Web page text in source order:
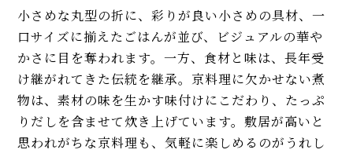
小さめな丸型の折に、彩りが良い小さめの具材、一
口サイズに揃えたごはんが並び、ビジュアルの華や
かさに目を奪われます。一方、食材と味は、長年受
け継がれてきた伝統を継承。京料理に欠かせない煮
物は、素材の味を生かす味付けにこだわり、たっぷ
りだしを含ませて炊き上げています。敷居が高いと
思われがちな京料理も、気軽に楽しめるのがうれし